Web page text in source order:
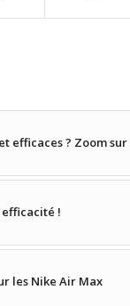
efficaces ? Zoom sur
efficacité !
les Nike Air Max